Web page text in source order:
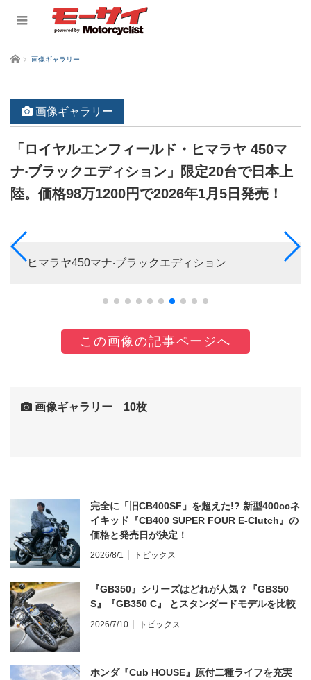
ホーム 画像ギャラリー
画像ギャラリー
「ロイヤルエンフィールド・ヒマラヤ 450マ
ナ‧ブラックエディション」限定20台で日本上
陸。価格98万1200円で2026年1月5日発売！
ヒマラヤ450マナ‧ブラックエディション
この画像の記事ページへ
画像ギャラリー 10枚
完全に「旧CB400SF」を超えた!? 新型400ccネ
イキッド『CB400 SUPER FOUR E-Clutch』の
価格と発売日が決定！
2026/8/1 トピックス
『GB350』シリーズはどれが人気？『GB350
S』『GB350 C』 とスタンダードモデルを比較
2026/7/10 トピックス
ホンダ『Cub HOUSE』原付二種ライフを充実